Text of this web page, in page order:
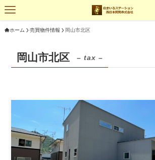
ホーム 売買物件情報 岡山市北区
岡山市北区 – tax –